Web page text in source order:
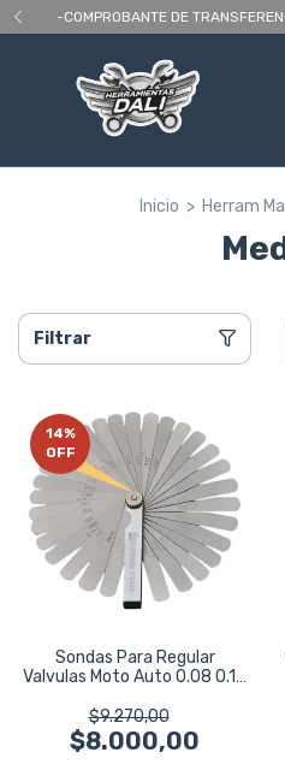
-COMPROBANTE DE
Inicio > Herram
Filtrar
14%
OFF
Sondas Para Regular
Valvulas Moto Auto 0.08 0.13
$9.270,00
$8.000,00